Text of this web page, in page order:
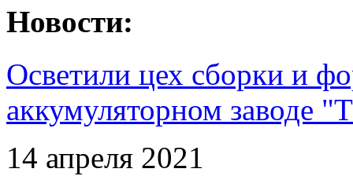
Новости:
Осветили цех сборки и
аккумуляторном заводе
14 апреля 2021